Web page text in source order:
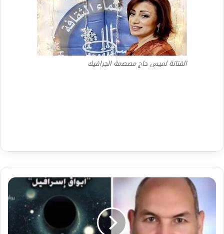
الفنانة لميس حاج مصصمة الجرافيك
أينشتاين
جاذبية
الحب